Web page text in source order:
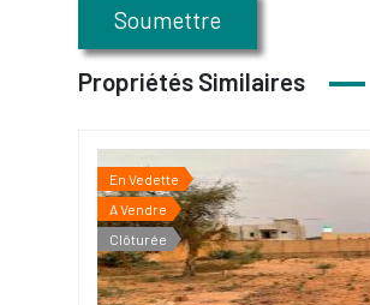
Propriétés Similaires
En Vedette
A Vendre
Clôturée